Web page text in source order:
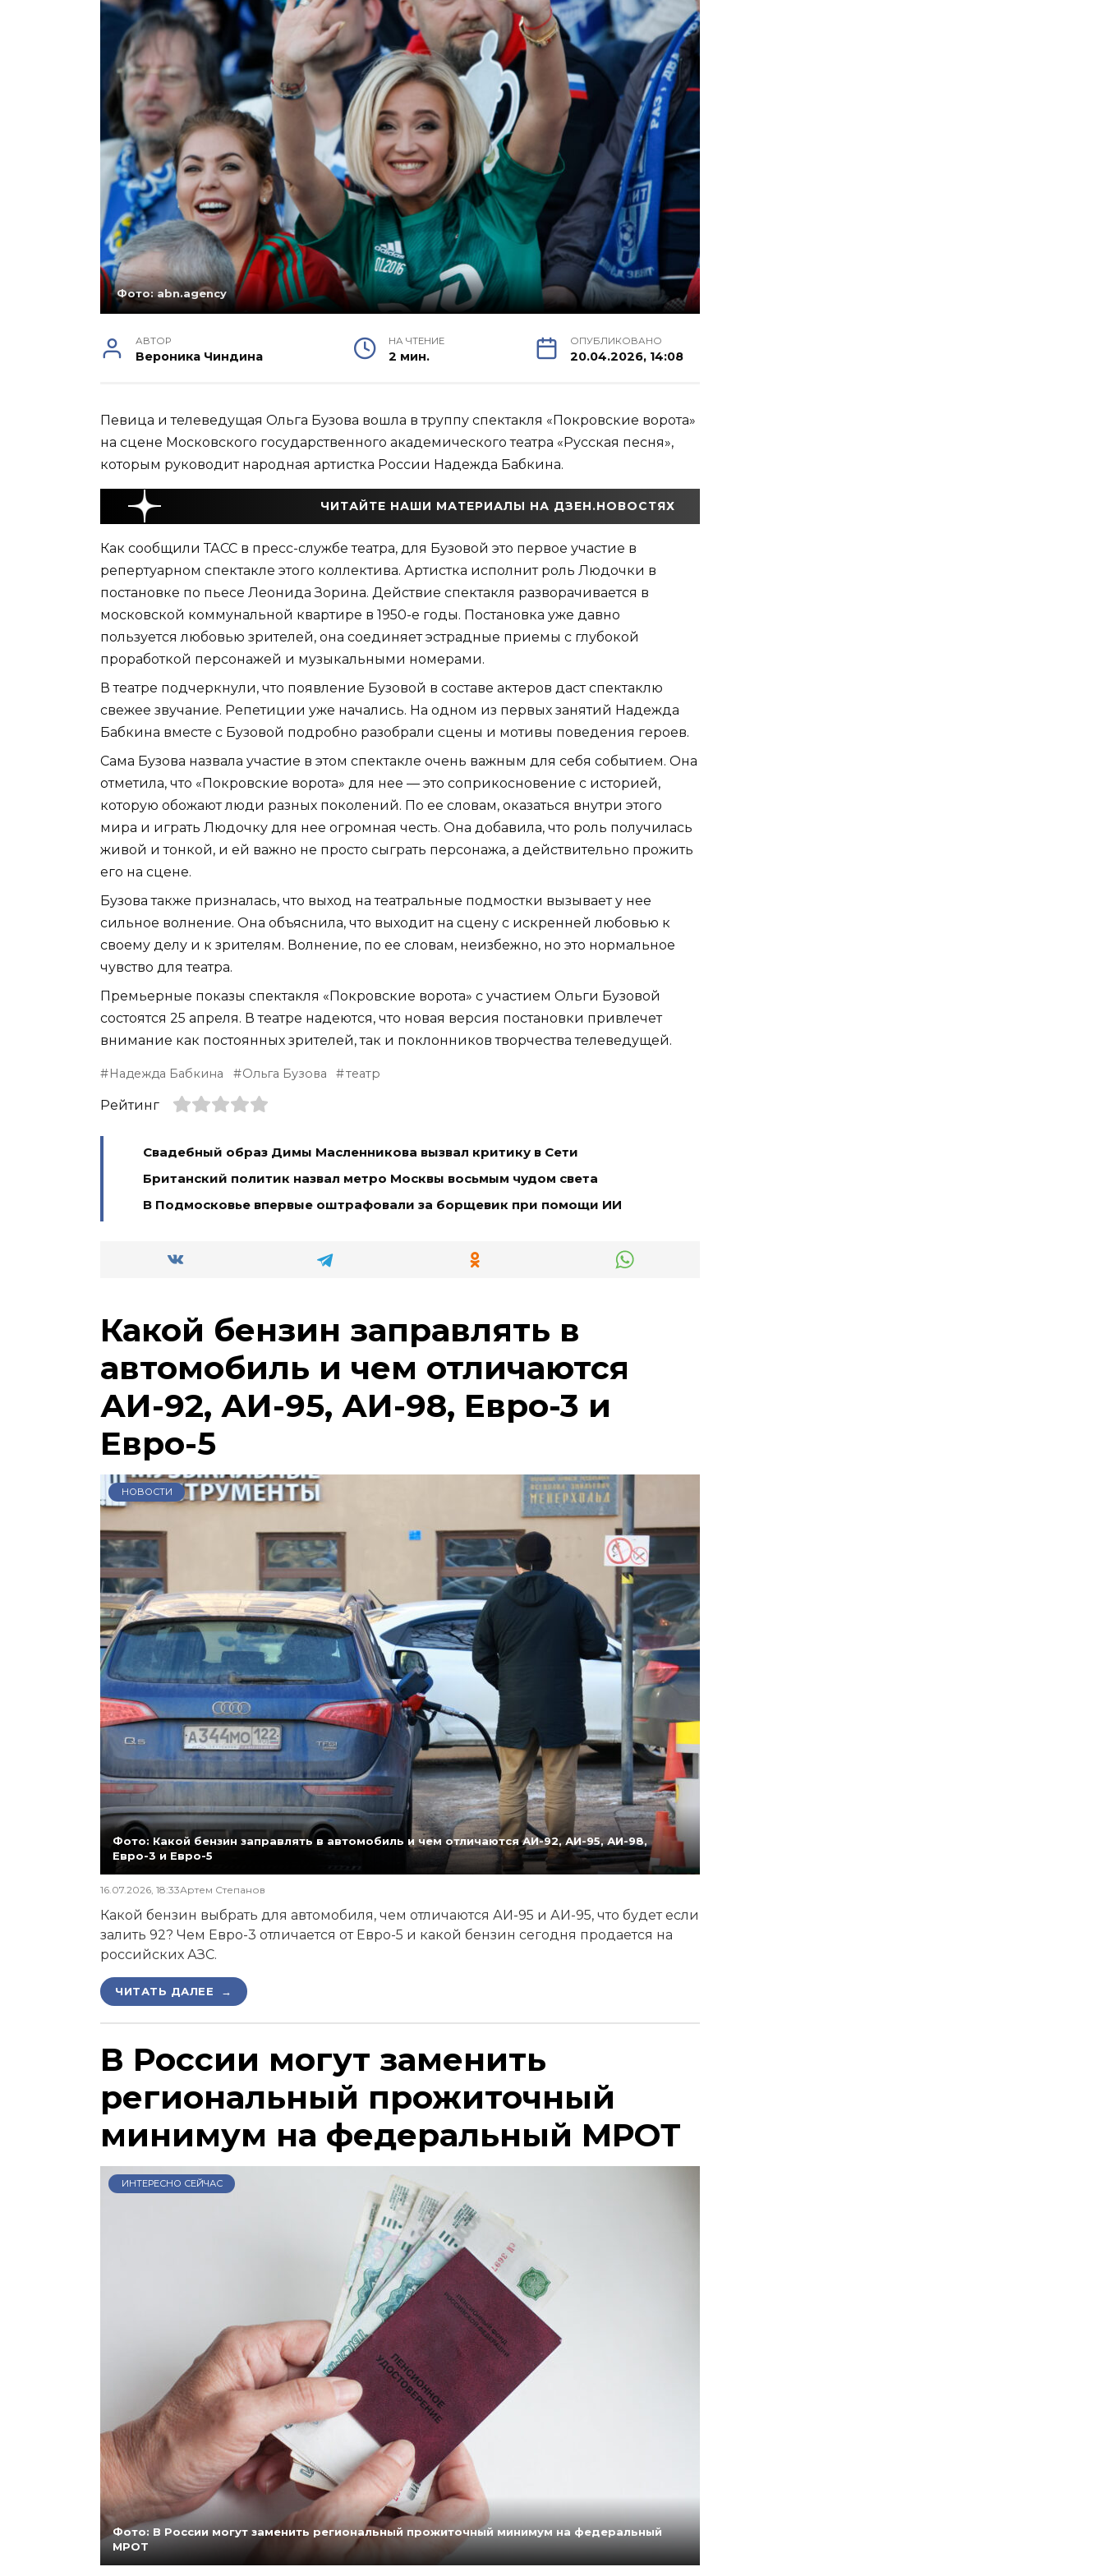
Фото: abn.agency
АВТОР
Вероника Чиндина
НА ЧТЕНИЕ
2 мин.
ОПУБЛИКОВАНО
20.04.2026, 14:08
Певица и телеведущая Ольга Бузова вошла в труппу спектакля «Покровские ворота»
на сцене Московского государственного академического театра «Русская песня»,
которым руководит народная артистка России Надежда Бабкина.
ЧИТАЙТЕ НАШИ МАТЕРИАЛЫ НА ДЗЕН.НОВОСТЯХ
Как сообщили ТАСС в пресс-службе театра, для Бузовой это первое участие в
репертуарном спектакле этого коллектива. Артистка исполнит роль Людочки в
постановке по пьесе Леонида Зорина. Действие спектакля разворачивается в
московской коммунальной квартире в 1950-е годы. Постановка уже давно
пользуется любовью зрителей, она соединяет эстрадные приемы с глубокой
проработкой персонажей и музыкальными номерами.
В театре подчеркнули, что появление Бузовой в составе актеров даст спектаклю
свежее звучание. Репетиции уже начались. На одном из первых занятий Надежда
Бабкина вместе с Бузовой подробно разобрали сцены и мотивы поведения героев.
Сама Бузова назвала участие в этом спектакле очень важным для себя событием. Она
отметила, что «Покровские ворота» для нее — это соприкосновение с историей,
которую обожают люди разных поколений. По ее словам, оказаться внутри этого
мира и играть Людочку для нее огромная честь. Она добавила, что роль получилась
живой и тонкой, и ей важно не просто сыграть персонажа, а действительно прожить
его на сцене.
Бузова также призналась, что выход на театральные подмостки вызывает у нее
сильное волнение. Она объяснила, что выходит на сцену с искренней любовью к
своему делу и к зрителям. Волнение, по ее словам, неизбежно, но это нормальное
чувство для театра.
Премьерные показы спектакля «Покровские ворота» с участием Ольги Бузовой
состоятся 25 апреля. В театре надеются, что новая версия постановки привлечет
внимание как постоянных зрителей, так и поклонников творчества телеведущей.
Надежда Бабкина Ольга Бузова театр
Рейтинг
Свадебный образ Димы Масленникова вызвал критику в Сети
Британский политик назвал метро Москвы восьмым чудом света
В Подмосковье впервые оштрафовали за борщевик при помощи ИИ
Какой бензин заправлять в
автомобиль и чем отличаются
АИ-92, АИ-95, АИ-98, Евро-3 и
Евро-5
НОВОСТИ
Фото: Какой бензин заправлять в автомобиль и чем отличаются АИ-92, АИ-95, АИ-98,
Евро-3 и Евро-5
16.07.2026, 18:33Артем Степанов
Какой бензин выбрать для автомобиля, чем отличаются АИ-95 и АИ-95, что будет если
залить 92? Чем Евро-3 отличается от Евро-5 и какой бензин сегодня продается на
российских АЗС.
ЧИТАТЬ ДАЛЕЕ →
В России могут заменить
региональный прожиточный
минимум на федеральный МРОТ
ИНТЕРЕСНО СЕЙЧАС
Фото: В России могут заменить региональный прожиточный минимум на федеральный
МРОТ